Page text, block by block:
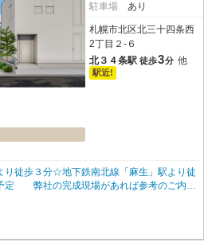
駐車場
あり
札幌市北区北三十四条西
2丁目２-６
北３４条駅 徒歩3分 他
駅近!
徒歩３分☆地下鉄南北線「麻生」駅より徒
定 弊社の完成現場があれば参考のご内覧
】■足元から暖かいＬＤＫ床暖仕様■カップ
かい且つ、乾きやすくカビにくい、ほっカ
ーは経済的な都市ガスエコジョーズを採用■
したお洒落な照明器具■駐車は並列で２台